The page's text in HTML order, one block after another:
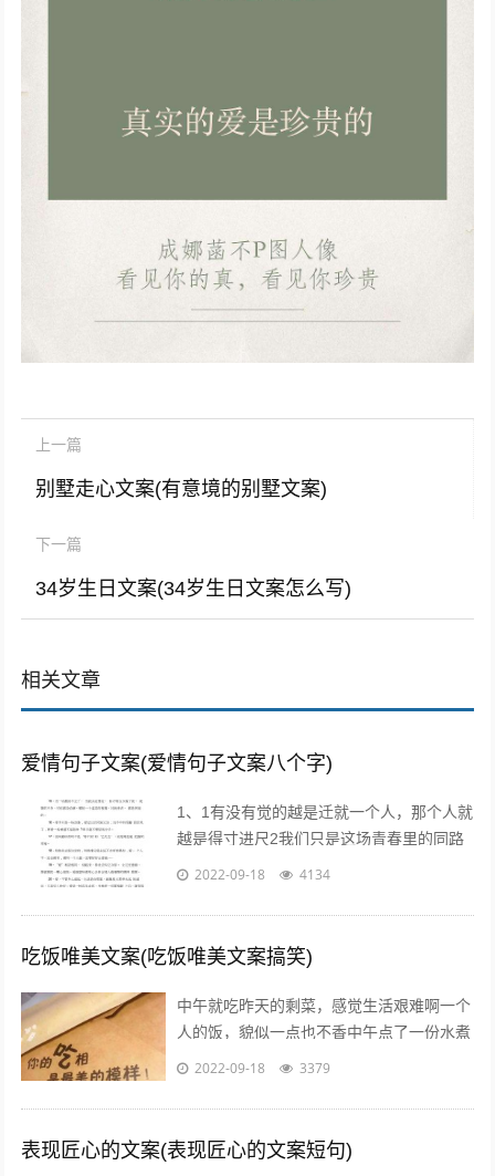
上一篇
别墅走心文案(有意境的别墅文案)
下一篇
34岁生日文案(34岁生日文案怎么写)
相关文章
爱情句子文案(爱情句子文案八个字)
1、1有没有觉的越是迁就一个人，那个人就
越是得寸进尺2我们只是这场青春里的同路
者，相伴着走过这一段时光3不属于我的东
2022-09-18 4134
吃饭唯美文案(吃饭唯美文案搞笑)
中午就吃昨天的剩菜，感觉生活艰难啊一个
人的饭，貌似一点也不香中午点了一份水煮
鱼，超级开胃呀我一个人也要吃麻麻香中午
2022-09-18 3379
表现匠心的文案(表现匠心的文案短句)